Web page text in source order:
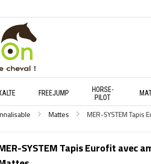
FREEJUMP
HORSE-
PILOT
Mattes MER-SYSTEM Tapis
SYSTEM Tapis Eurofit avec